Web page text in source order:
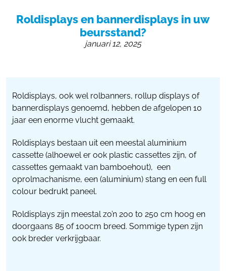
055 - 3238555
info@beursstand.nl
Roldisplays en bannerdisplays in uw
beursstand?
januari 12, 2025
Roldisplays, ook wel rolbanners, rollup displays of
bannerdisplays genoemd, hebben de afgelopen 10
jaar een enorme vlucht gemaakt.
Roldisplays bestaan uit een meestal aluminium
cassette (alhoewel er ook plastic cassettes zijn, of
cassettes gemaakt van bamboehout), een
oprolmachanisme, een (aluminium) stang en een full
colour bedrukt paneel.
Roldisplays zijn meestal zo’n 200 to 250 cm hoog en
doorgaans 85 of 100cm breed. Sommige typen zijn
ook breder verkrijgbaar.